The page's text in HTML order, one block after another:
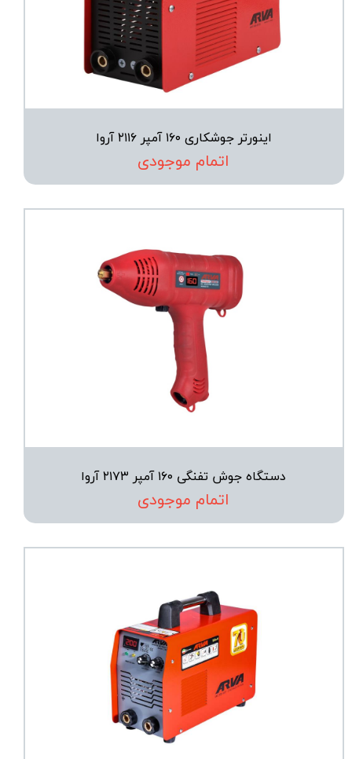
اینورتر جوشکاری ۱۶۰ آمپر ۲۱۱۶ آروا
اتمام موجودی
دستگاه جوش تفنگی ۱۶۰ آمپر ۲۱۷۳ آروا
اتمام موجودی